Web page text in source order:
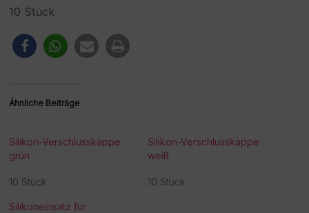
10 Stück
Ähnliche Beiträge
Silikon-Verschlusskappe
grün
10 Stück
Silikon-Verschlusskappe
weiß
10 Stück
Silikoneinsatz für